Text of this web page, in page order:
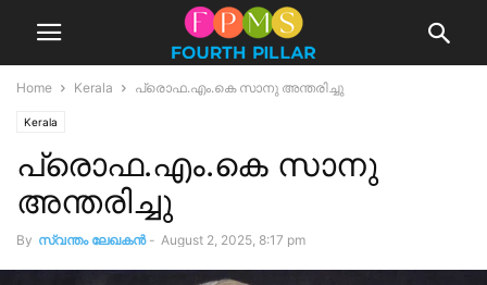
Home Kerala പ്രൊഫ.എം.കെ സാനു അന്തരിച്ചു
Kerala
പ്രൊഫ.എം.കെ സാനു
അന്തരിച്ചു
By സ്വന്തം ലേഖകന്‍ - August 2, 2025, 8:17 pm